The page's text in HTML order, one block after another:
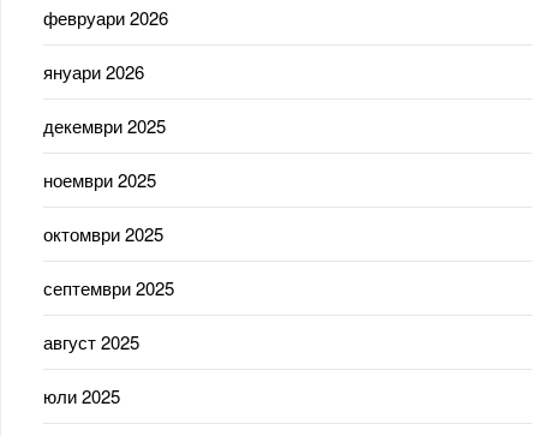
февруари 2026
януари 2026
декември 2025
ноември 2025
октомври 2025
септември 2025
август 2025
юли 2025